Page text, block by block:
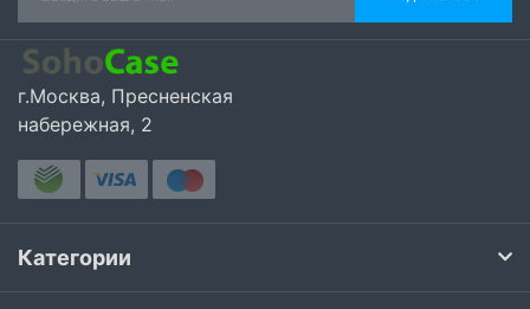
г.Москва, Пресненская
набережная, 2
Категории